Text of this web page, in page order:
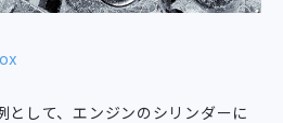
として、エンジンのシリンダーに